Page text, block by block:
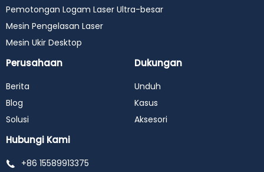
Pemotongan Logam Laser Ultra-besar
Mesin Pengelasan Laser
Mesin Ukir Desktop
Perusahaan
Berita
Blog
Solusi
Dukungan
Unduh
Kasus
Aksesori
Hubungi Kami
+86 15589913375